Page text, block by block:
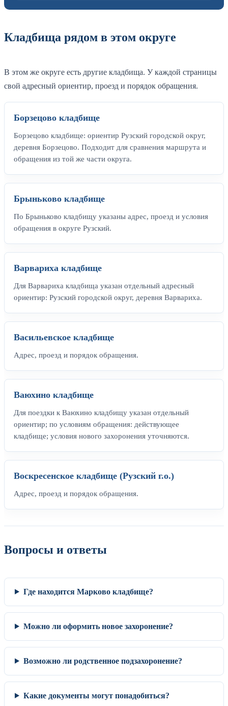
Кладбища рядом в этом округе
В этом же округе есть другие кладбища. У каждой страницы
свой адресный ориентир, проезд и порядок обращения.
Борзецово кладбище
Борзецово кладбище: ориентир Рузский городской округ,
деревня Борзецово. Подходит для сравнения маршрута и
обращения из той же части округа.
Брыньково кладбище
По Брыньково кладбищу указаны адрес, проезд и условия
обращения в округе Рузский.
Варвариха кладбище
Для Варвариха кладбища указан отдельный адресный
ориентир: Рузский городской округ, деревня Варвариха.
Васильевское кладбище
Адрес, проезд и порядок обращения.
Ваюхино кладбище
Для поездки к Ваюхино кладбищу указан отдельный
ориентир; по условиям обращения: действующее
кладбище; условия нового захоронения уточняются.
Воскресенское кладбище (Рузский г.о.)
Адрес, проезд и порядок обращения.
Вопросы и ответы
Где находится Марково кладбище?
Можно ли оформить новое захоронение?
Возможно ли родственное подзахоронение?
Какие документы могут понадобиться?